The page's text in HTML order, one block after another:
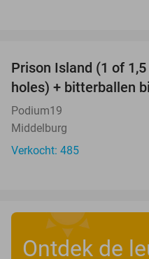
Prison Island (1 of
holes) + bitterballen
Podium19
Middelburg
Verkocht: 485
Ontdek de